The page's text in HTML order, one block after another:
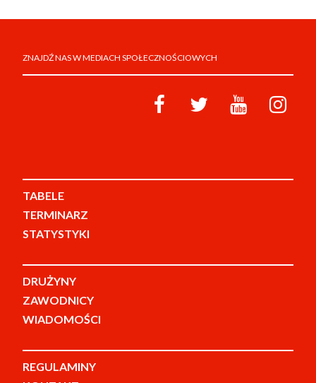
ZNAJDŹ NAS W MEDIACH SPOŁECZNOŚCIOWYCH
TABELE
TERMINARZ
STATYSTYKI
DRUŻYNY
ZAWODNICY
WIADOMOŚCI
REGULAMINY